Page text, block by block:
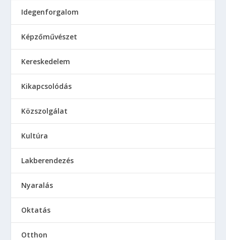
Idegenforgalom
Képzőművészet
Kereskedelem
Kikapcsolódás
Közszolgálat
Kultúra
Lakberendezés
Nyaralás
Oktatás
Otthon